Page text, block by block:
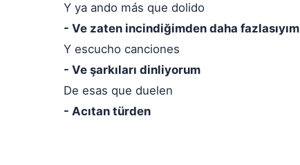
Y ya ando más que dolido
- Ve zaten incindiğimden daha fazlasıyım
Y escucho canciones
- Ve şarkıları dinliyorum
De esas que duelen
- Acıtan türden